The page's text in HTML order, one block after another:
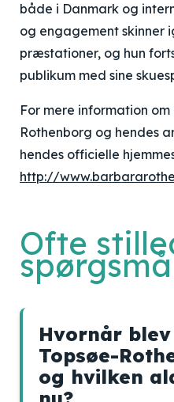
både i Danmark og
og engagement skinner
præstationer, og hun
publikum med sine
For mere information
Rothenborg og hendes
hendes officielle
http://
Ofte
Hvornår
Topsøe-
og hvilken